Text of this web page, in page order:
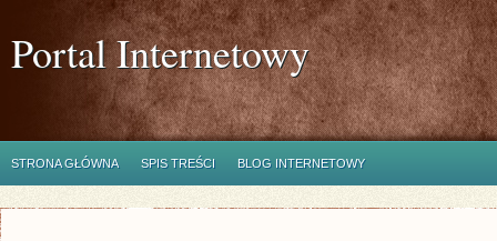
Portal Internetowy
STRONA GŁÓWNA SPIS TREŚCI BLOG INTERNETOWY